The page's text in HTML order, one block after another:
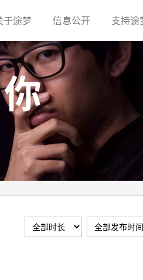
于途梦(current)信息公开(current)
支持途